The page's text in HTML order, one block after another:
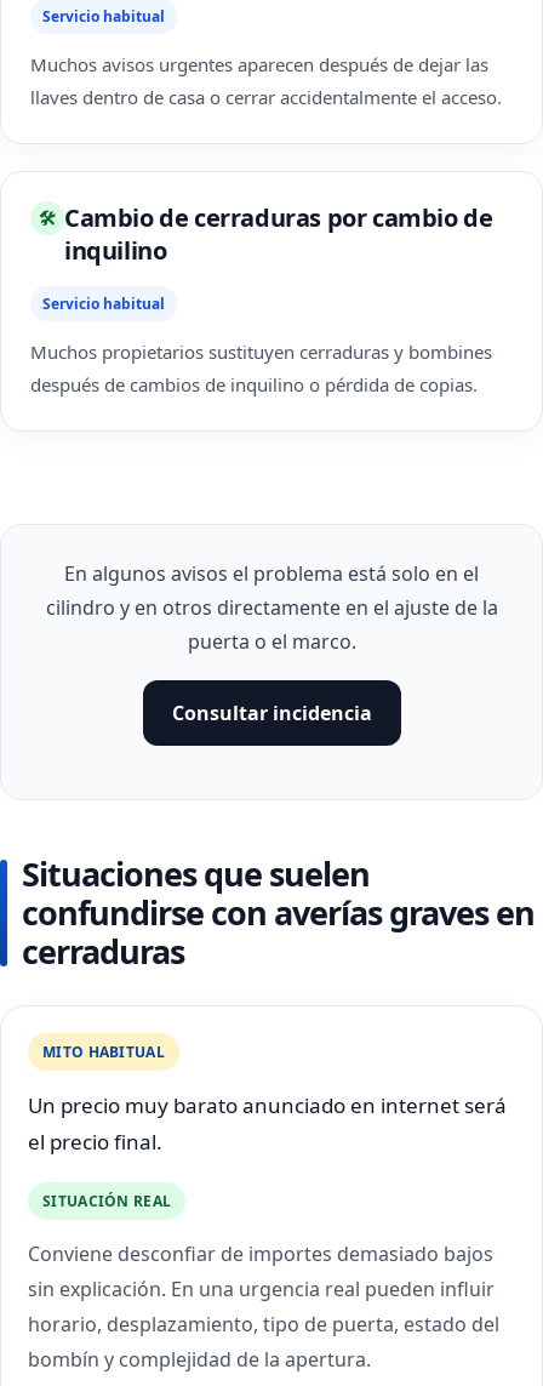
Servicio habitual
Muchos avisos urgentes aparecen después de dejar las
llaves dentro de casa o cerrar accidentalmente el acceso.
🛠 Cambio de cerraduras por cambio de
inquilino
Servicio habitual
Muchos propietarios sustituyen cerraduras y bombines
después de cambios de inquilino o pérdida de copias.
En algunos avisos el problema está solo en el
cilindro y en otros directamente en el ajuste de la
puerta o el marco.
Consultar incidencia
Situaciones que suelen
confundirse con averías graves en
cerraduras
MITO HABITUAL
Un precio muy barato anunciado en internet será
el precio final.
SITUACIÓN REAL
Conviene desconfiar de importes demasiado bajos
sin explicación. En una urgencia real pueden influir
horario, desplazamiento, tipo de puerta, estado del
bombín y complejidad de la apertura.